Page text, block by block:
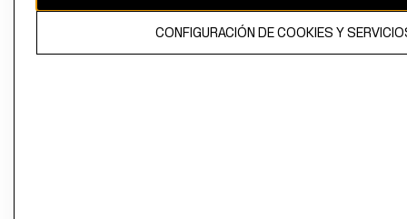
El contenido de esta página web está protegido por copyright y es
propiedad de H&M Hennes & Mauritz AB
CONFIGURACIÓN DE COOKIES Y